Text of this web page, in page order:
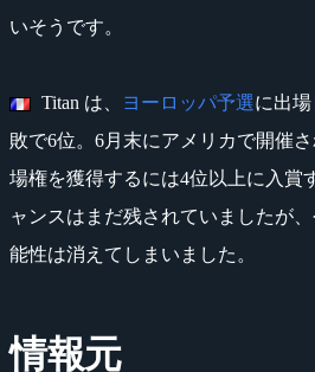
いそうです。
Titan は、 ヨーロッパ予選に出
敗で6位。6月末にアメリカで開催
場権を獲得するには4位以上に入賞
ャンスはまだ残されていましたが
能性は消えてしまいました。
情報元